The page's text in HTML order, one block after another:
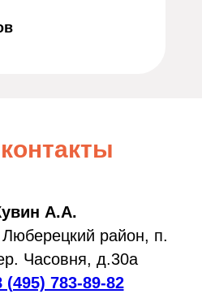
— очень приятно.
не стали
А.А.
район, п.
Часовня, д.30а
(495) 783-89-82